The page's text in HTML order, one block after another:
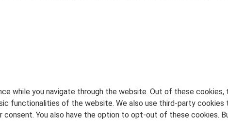
while you navigate through the website. Out of these
functionalities of the website. We also use third-party cookies
consent. You also have the option to opt-out of these